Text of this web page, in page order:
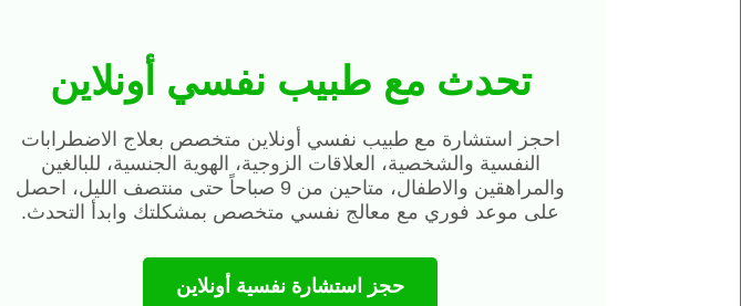
تحدث مع طبيب نفسي أونلاين
احجز استشارة مع طبيب نفسي أونلاين متخصص بعلاج الاضطرابات
النفسية والشخصية، العلاقات الزوجية، الهوية الجنسية، للبالغين
والمراهقين والاطفال، متاحين من 9 صباحاً حتى منتصف الليل، احصل
على موعد فوري مع معالج نفسي متخصص بمشكلتك وابدأ التحدث.
حجز استشارة نفسية أونلاين